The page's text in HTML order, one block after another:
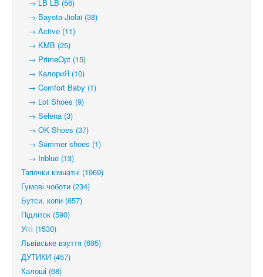
→ LB LB (56)
→ Bayota-Jiolai (38)
→ Active (11)
→ KMB (25)
→ PrimeOpt (15)
→ КалориЯ (10)
→ Comfort Baby (1)
→ Lot Shoes (9)
→ Selena (3)
→ OK Shoes (37)
→ Summer shoes (1)
→ Inblue (13)
Тапочки кімнатні (1969)
Гумові чоботи (234)
Бутси, копи (657)
Підліток (590)
Уггі (1530)
Львівське взуття (695)
ДУТИКИ (457)
Калоші (68)